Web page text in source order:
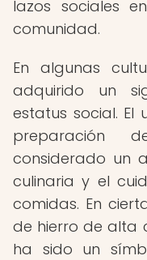
lazos sociales
comunidad.
En algunas
adquirido un
estatus social. El
preparación
considerado un
culinaria y el
comidas. En
de hierro de alta
ha sido un